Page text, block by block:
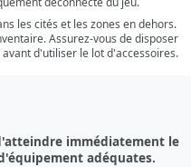
les cités et les zones en dehors.
Assurez-vous de disposer
d'utiliser le lot d'accessoires.
immédiatement le
adéquates.